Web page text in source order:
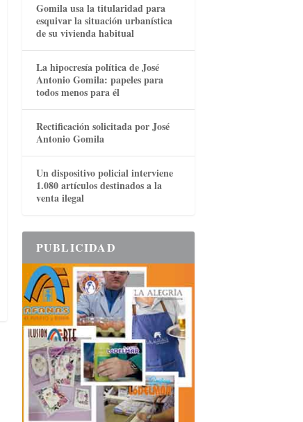
Gomila usa la titularidad para
esquivar la situación urbanística
de su vivienda habitual
La hipocresía política de José
Antonio Gomila: papeles para
todos menos para él
Rectificación solicitada por José
Antonio Gomila
Un dispositivo policial interviene
1.080 artículos destinados a la
venta ilegal
PUBLICIDAD